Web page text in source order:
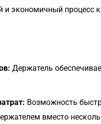
экономичный процесс
Держатель
Возможность
вместо